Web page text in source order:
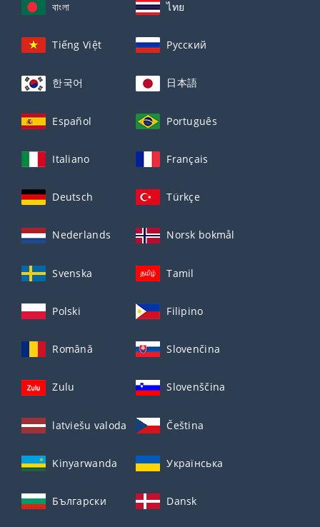
বাংলা ไทย
Tiếng Việt Русский
한국어 日本語
Español Português
Italiano Français
Deutsch Türkçe
Nederlands Norsk bokmål
Svenska Tamil
Polski Filipino
Română Slovenčina
Zulu Slovenščina
latviešu valoda Čeština
Kinyarwanda Українська
Български Dansk